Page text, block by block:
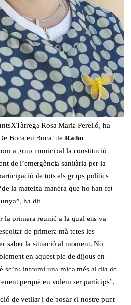
Rosa Maria Perelló, ha
Boca en Boca’ de Ràdio
a grup municipal la constitució
de l’emergència sanitària per la
de tots els grups polítics
la mateixa manera que ho han fet
ha dit.
la primera reunió a la qual ens va
de primera mà totes les
saber la situació al moment. No
en aquest ple de dijous en
se’ns informi una mica més al dia de
perquè en volem ser partícips”.
de vetllar i de posar el nostre punt